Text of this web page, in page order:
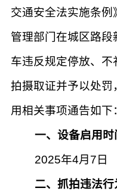
交通安全法实施条
管理部门在城区路
车违反规定停放、
拍摄取证并予以处罚
用相关事项通告如下
一、设备启用时
2025年4月7日
二、抓拍违法行